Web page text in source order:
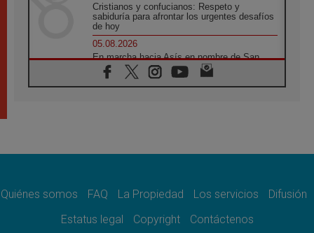
Cristianos y confucianos: Respeto y
sabiduría para afrontar los urgentes desafíos
de hoy
05.08.2026
En marcha hacia Asís en nombre de San
Francisco, a la espera de León
05.08.2026
quienes bendicen la guerra
Ucrania: Ataque masivo en Kyiv durante la
Quiénes somos FAQ La Propiedad Los servicios
Difusión
Estatus legal
Copyright Contáctenos